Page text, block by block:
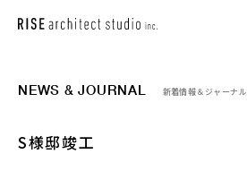
NEWS & JOURNAL 新着情報＆ジャーナル
S様邸竣工